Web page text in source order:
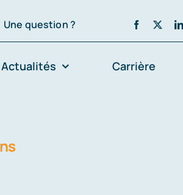
Une question ?
Actualités Carrière